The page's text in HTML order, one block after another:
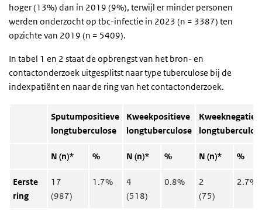
hoger (13%) dan in 2019 (9%), terwijl er minder personen
werden onderzocht op tbc-infectie in 2023 (n = 3387) ten
opzichte van 2019 (n = 5409).
In tabel 1 en 2 staat de opbrengst van het bron- en
contactonderzoek uitgesplitst naar type tuberculose bij de
indexpatiënt en naar de ring van het contactonderzoek.
Sputumpositieve
longtuberculose
Kweekpositieve
longtuberculose
N (n)* % N (n)* % N (n)* %
Eerste
ring
17
(987)
1.7%
4
(518)
0.8%
2
(75)
2.7%